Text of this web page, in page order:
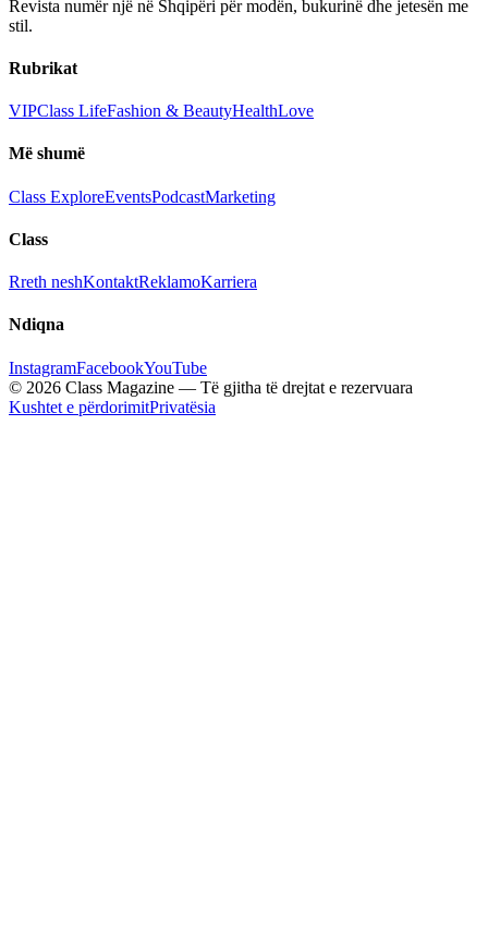
Revista numër një në Shqipëri për modën, bukurinë dhe jetesën me
stil.
Rubrikat
VIPClass LifeFashion & BeautyHealthLove
Më shumë
Class ExploreEventsPodcastMarketing
Class
Rreth neshKontaktReklamoKarriera
Ndiqna
InstagramFacebookYouTube
© 2026 Class Magazine — Të gjitha të drejtat e rezervuara
Kushtet e përdorimitPrivatësia